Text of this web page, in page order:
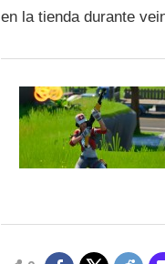
en la tienda durante